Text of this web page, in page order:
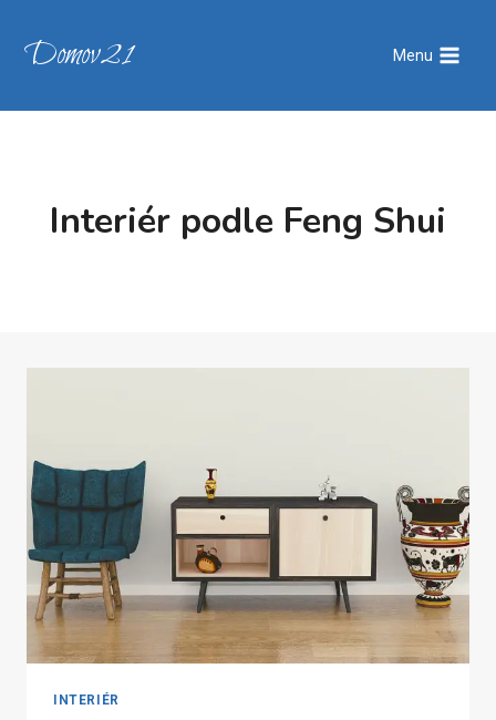
Domov21 Menu
Interiér podle Feng Shui
INTERIÉR